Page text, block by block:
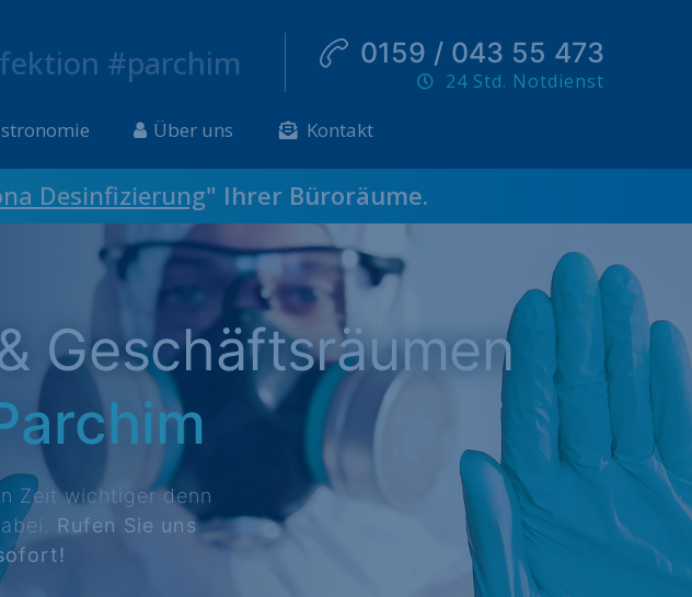
#parchim 0159 / 043 55 473
24 Std. Notdienst
Über uns Kontakt
Desinfizierung" Ihrer Büroräume.
Geschäftsräumen
Zeit wichtiger denn
Rufen Sie uns